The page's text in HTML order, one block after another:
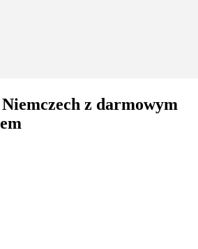
z darmowym